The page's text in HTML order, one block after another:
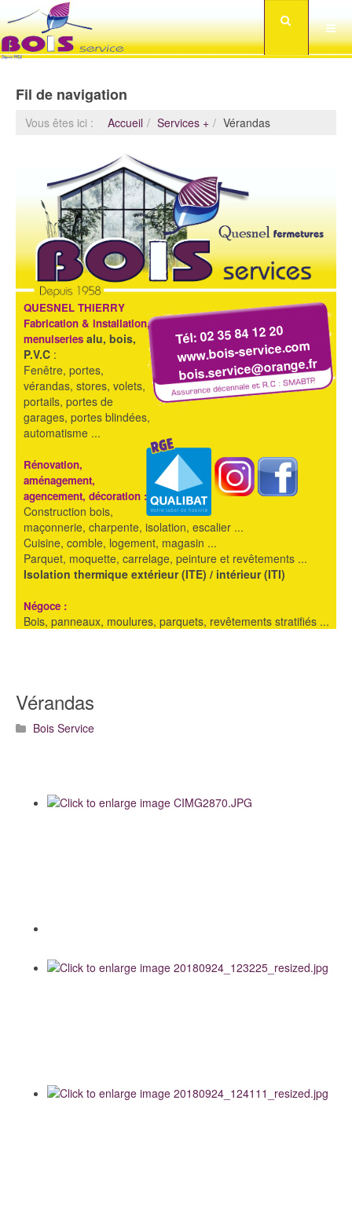
Fil de navigation
Vous êtes ici : Accueil Services + Vérandas
Tél: 02 35 84 12 20
www.bois-service.com
bois.service@orange.fr
QUESNEL THIERRY
Fabrication & installation,
menuiseries alu, bois,
P.V.C :
Fenêtre, portes,
vérandas, stores, volets,
portails, portes de
garages, portes blindées,
automatisme ...
Rénovation,
aménagement,
agencement, décoration :
Construction bois,
maçonnerie, charpente, isolation, escalier ...
Cuisine, comble, logement, magasin ...
Parquet, moquette, carrelage, peinture et revêtements ...
Isolation thermique extérieur (ITE) / intérieur (ITI)
Négoce :
Bois, panneaux, moulures, parquets, revêtements stratifiés ...
Vérandas
Bois Service